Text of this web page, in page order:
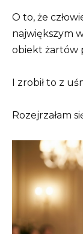
O to, że
największym
obiekt żartów
I zrobił to z
Rozejrzałam